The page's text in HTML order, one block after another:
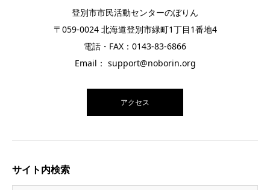
登別市市民活動センターのぼりん
〒059-0024 北海道登別市緑町1丁目1番地4
電話・FAX：0143-83-6866
Email： support@noborin.org
アクセス
サイト内検索